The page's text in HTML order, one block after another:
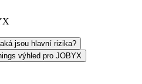
jsou hlavní rizika?
výhled pro JOBYX